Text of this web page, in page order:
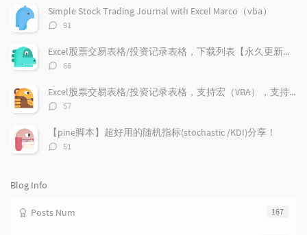
a
r
r
t
c
l
s
t
m
n
m
t
数：
Simple Stock Trading Journal with Excel Marco（vba）
评
数：
91
Excel股票交易表格/投资记录表格，下载列表【永久更新支持】
评
数：
66
Excel股票交易表格/投资记录表格，支持宏（VBA），支持加密货币兑换记录，更新V1.9
评
数：
57
【pine脚本】超好用的随机指标(stochastic /KDI)分享！
评
51
Blog Info
167
Posts Num